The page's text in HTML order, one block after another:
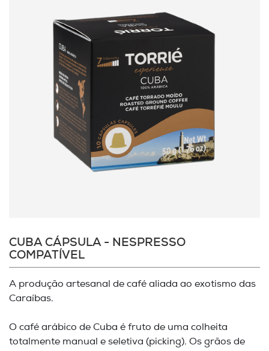
CUBA CÁPSULA - NESPRESSO
COMPATÍVEL
A produção artesanal de café aliada ao exotismo das
Caraíbas.
O café arábico de Cuba é fruto de uma colheita
totalmente manual e seletiva (picking). Os grãos de